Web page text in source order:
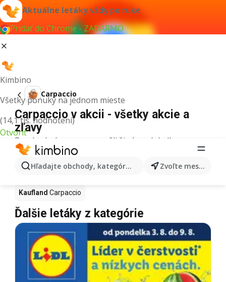
Aktuálne letáky vždy po ruke
Pridať do Chrome - ZADARMO
Kimbino
Všetky ponuky na jednom mieste
(14,1 tis. hodnotení)
Otvoriť
Hľadajte obchody, kategórie, produkty... Zvoľte mesto
Carpaccio
Carpaccio v akcii - všetky akcie a
zľavy
Pre daný výraz sme nenašli žiadne výsledky.
Carpaccio v akcii - Kde kúpiť?
Tesco Carpaccio Lidl Carpaccio
Kaufland Carpaccio
Ďalšie letáky z kategórie